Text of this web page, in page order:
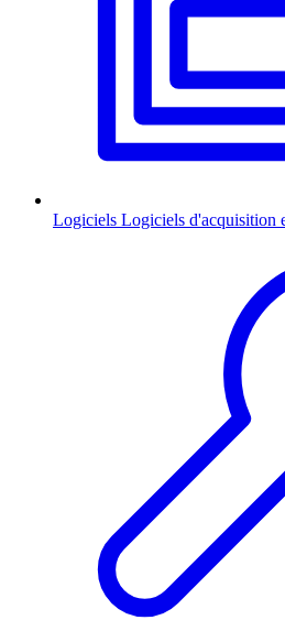
Logiciels Logiciels d'acquisition